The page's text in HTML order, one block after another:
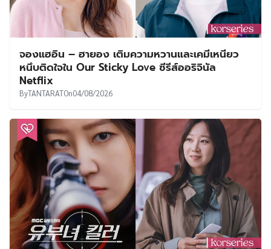
จองแฮอิน – ฮายอง เติมความหวานและเคมีเหนียว
หนึบติดใจใน Our Sticky Love ซีรีส์ออริจินัล
Netflix
ByTANTARATOn04/08/2026